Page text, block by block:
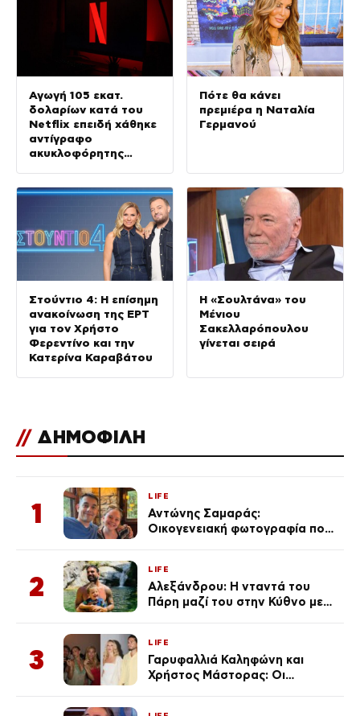
Αγωγή 105 εκατ.
δολαρίων κατά του
Netflix επειδή χάθηκε
αντίγραφο
ακυκλοφόρητης
Πότε θα κάνει
πρεμιέρα η Ναταλία
Γερμανού
Στούντιο 4: Η επίσημη
ανακοίνωση της ΕΡΤ
για τον Χρήστο
Φερεντίνο και την
Κατερίνα Καραβάτου
Η «Σουλτάνα» του
Μένιου
Σακελλαρόπουλου
γίνεται σειρά
// ΔΗΜΟΦΙΛΗ
1
LIFE
Αντώνης Σαμαράς:
Οικογενειακή φωτογραφία που
Λένας
2
LIFE
Αλεξάνδρου: Η νταντά του
Πάρη μαζί του στην Κύθνο με
3
LIFE
Γαρυφαλλιά Καληφώνη και
Χρήστος Μάστορας: Οι